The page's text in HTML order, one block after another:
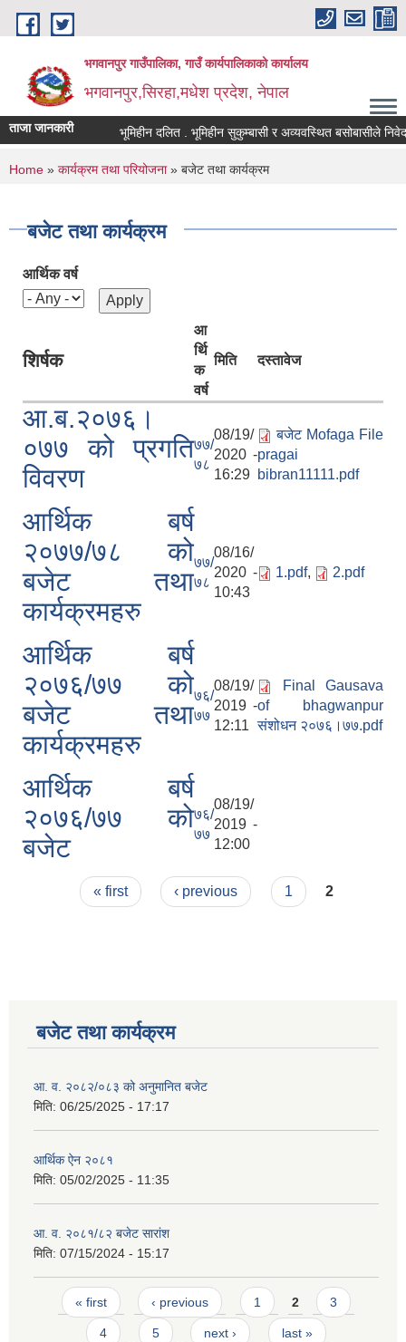
Skip to main content
भगवानपुर गाउँपालिका, गाउँ कार्यपालिकाको कार्यालय
भगवानपुर,सिरहा,मधेश प्रदेश, नेपाल
ताजा जानकारी भूमिहीन दलित . भूमिहीन सुकुम्बासी र अव्यवस्थित बसोबासीले निवेदन
You are here
Home » कार्यक्रम तथा परियोजना» बजेट तथा कार्यक्रम
बजेट तथा कार्यक्रम
आर्थिक वर्ष
शिर्षक
आ
र्थि
क
वर्ष
मिति दस्तावेज
आ.ब.२०७६।
०७७ को प्रगति
विवरण
७७/
७८
08/19/
2020 -
16:29
बजेट Mofaga File
pragai
bibran11111.pdf
आर्थिक बर्ष
२०७७/७८ को
बजेट तथा
कार्यक्रमहरु
७७/
७८
08/16/
2020 -
10:43
1.pdf, 2.pdf
आर्थिक बर्ष
२०७६/७७ को
बजेट तथा
कार्यक्रमहरु
७६/
७७
08/19/
2019 -
12:11
Final Gausava
of bhagwanpur
संशोधन २०७६।७७.pdf
आर्थिक बर्ष
२०७६/७७ को
बजेट
७६/
७७
08/19/
2019 -
12:00
Pages« first ‹ previous 1 2
बजेट तथा कार्यक्रम
आ. व. २०८२/०८३ को अनुमानित बजेट
मिति: 06/25/2025 - 17:17
आर्थिक ऐन २०८१
मिति: 05/02/2025 - 11:35
आ. व. २०८१/८२ बजेट सारांश
मिति: 07/15/2024 - 15:17
Pages
« first ‹ previous 1 2 3
4 5 next › last »